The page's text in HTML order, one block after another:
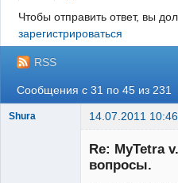
Чтобы отправить ответ, вы
зарегистрироваться
RSS
Сообщения с 31 по 45 из 231
Shura 14.07.2011
Re: MyTetra
вопросы.